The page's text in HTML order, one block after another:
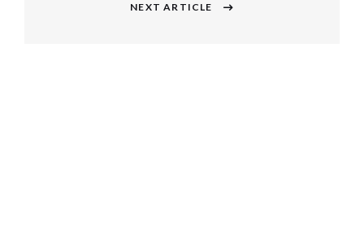
NEXT ARTICLE